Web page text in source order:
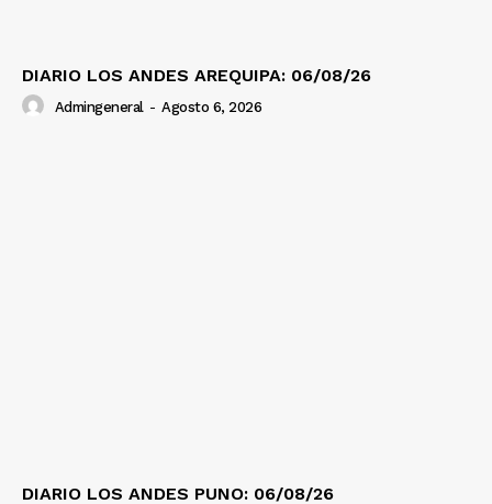
DIARIO LOS ANDES AREQUIPA: 06/08/26
Admingeneral - Agosto 6, 2026
DIARIO LOS ANDES PUNO: 06/08/26